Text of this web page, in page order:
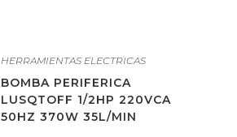
HERRAMIENTAS ELECTRICAS
BOMBA PERIFERICA
LUSQTOFF 1/2HP 220VCA
50HZ 370W 35L/MIN